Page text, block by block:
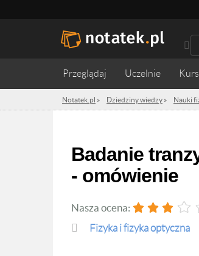
Przeglądaj Uczelnie
Notatek.pl » Dziedziny wiedzy » Nauki
Badanie tranzystorów unipolarnych typu JFET i MOSFET
- omówienie
Nasza ocena:
fizyka i fizyka optyczna